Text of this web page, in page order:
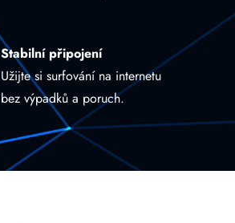
Stabilní připojení
Užijte si surfování na internetu
bez výpadků a poruch.